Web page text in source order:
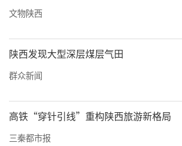
文物陕西
陕西发现大型深层煤层气田
群众新闻
高铁“穿针引线”重构陕西旅游新格局
三秦都市报